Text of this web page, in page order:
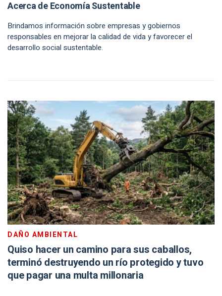
Acerca de Economía Sustentable
Brindamos información sobre empresas y gobiernos
responsables en mejorar la calidad de vida y favorecer el
desarrollo social sustentable.
DAÑO AMBIENTAL
Quiso hacer un camino para sus caballos,
terminó destruyendo un río protegido y tuvo
que pagar una multa millonaria